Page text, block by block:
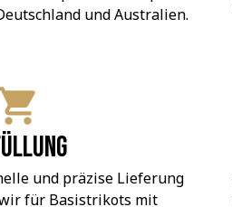
und Australien.
und präzise Lieferung
für Basistrikots mit